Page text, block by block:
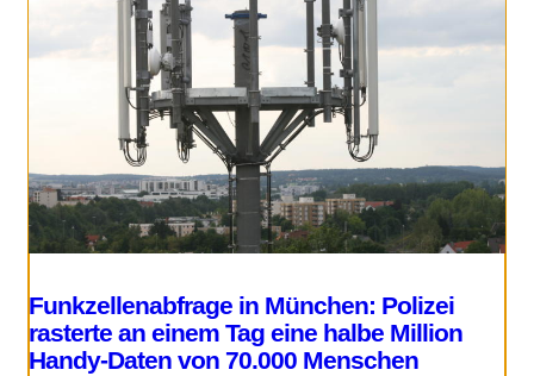
Funkzellenabfrage in München: Polizei
rasterte an einem Tag eine halbe Million
Handy-Daten von 70.000 Menschen